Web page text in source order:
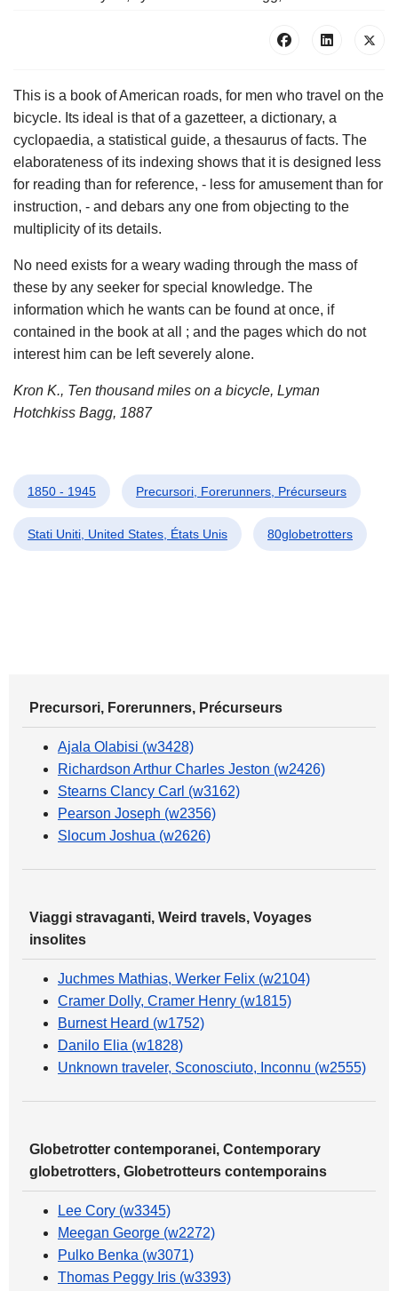
This is a book of American roads, for men who travel on the
bicycle. Its ideal is that of a gazetteer, a dictionary, a
cyclopaedia, a statistical guide, a thesaurus of facts. The
elaborateness of its indexing shows that it is designed less
for reading than for reference, - less for amusement than for
instruction, - and debars any one from objecting to the
multiplicity of its details.
No need exists for a weary wading through the mass of
these by any seeker for special knowledge. The
information which he wants can be found at once, if
contained in the book at all ; and the pages which do not
interest him can be left severely alone.
Kron K., Ten thousand miles on a bicycle, Lyman
Hotchkiss Bagg, 1887
1850 - 1945 Precursori, Forerunners, Précurseurs
Stati Uniti, United States, États Unis 80globetrotters
Precursori, Forerunners, Précurseurs
Ajala Olabisi (w3428)
Richardson Arthur Charles Jeston (w2426)
Stearns Clancy Carl (w3162)
Pearson Joseph (w2356)
Slocum Joshua (w2626)
Viaggi stravaganti, Weird travels, Voyages
insolites
Juchmes Mathias, Werker Felix (w2104)
Cramer Dolly, Cramer Henry (w1815)
Burnest Heard (w1752)
Danilo Elia (w1828)
Unknown traveler, Sconosciuto, Inconnu (w2555)
Globetrotter contemporanei, Contemporary
globetrotters, Globetrotteurs contemporains
Lee Cory (w3345)
Meegan George (w2272)
Pulko Benka (w3071)
Thomas Peggy Iris (w3393)